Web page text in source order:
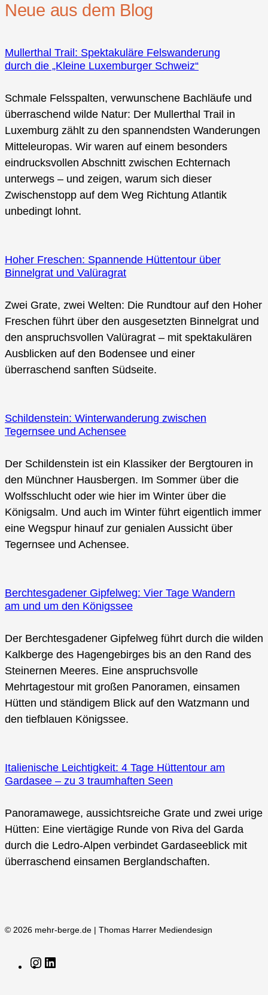
Neue aus dem Blog
Mullerthal Trail: Spektakuläre Felswanderung
durch die „Kleine Luxemburger Schweiz“
Schmale Felsspalten, verwunschene Bachläufe und
überraschend wilde Natur: Der Mullerthal Trail in
Luxemburg zählt zu den spannendsten Wanderungen
Mitteleuropas. Wir waren auf einem besonders
eindrucksvollen Abschnitt zwischen Echternach
unterwegs – und zeigen, warum sich dieser
Zwischenstopp auf dem Weg Richtung Atlantik
unbedingt lohnt.
Hoher Freschen: Spannende Hüttentour über
Binnelgrat und Valüragrat
Zwei Grate, zwei Welten: Die Rundtour auf den Hoher
Freschen führt über den ausgesetzten Binnelgrat und
den anspruchsvollen Valüragrat – mit spektakulären
Ausblicken auf den Bodensee und einer
überraschend sanften Südseite.
Schildenstein: Winterwanderung zwischen
Tegernsee und Achensee
Der Schildenstein ist ein Klassiker der Bergtouren in
den Münchner Hausbergen. Im Sommer über die
Wolfsschlucht oder wie hier im Winter über die
Königsalm. Und auch im Winter führt eigentlich immer
eine Wegspur hinauf zur genialen Aussicht über
Tegernsee und Achensee.
Berchtesgadener Gipfelweg: Vier Tage Wandern
am und um den Königssee
Der Berchtesgadener Gipfelweg führt durch die wilden
Kalkberge des Hagengebirges bis an den Rand des
Steinernen Meeres. Eine anspruchsvolle
Mehrtagestour mit großen Panoramen, einsamen
Hütten und ständigem Blick auf den Watzmann und
den tiefblauen Königssee.
Italienische Leichtigkeit: 4 Tage Hüttentour am
Gardasee – zu 3 traumhaften Seen
Panoramawege, aussichtsreiche Grate und zwei urige
Hütten: Eine viertägige Runde von Riva del Garda
durch die Ledro-Alpen verbindet Gardaseeblick mit
überraschend einsamen Berglandschaften.
© 2026 mehr-berge.de | Thomas Harrer Mediendesign
Instagram